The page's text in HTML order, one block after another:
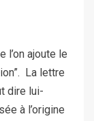
La lettre
dire lui-